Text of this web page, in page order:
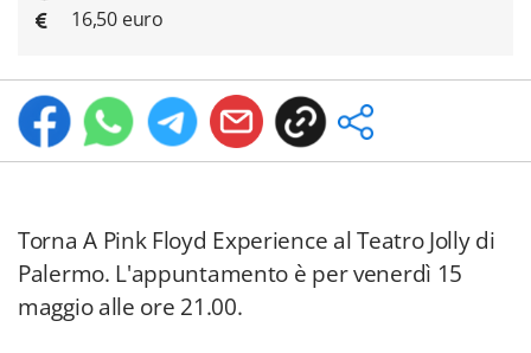
16,50 euro
Torna A Pink Floyd Experience al Teatro Jolly di
Palermo. L'appuntamento è per venerdì 15
maggio alle ore 21.00.